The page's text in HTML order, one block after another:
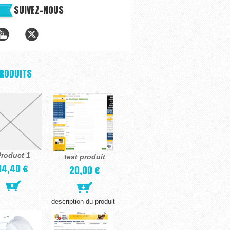
SUIVEZ-NOUS
1
€
test produit
20,00 €
description du produit